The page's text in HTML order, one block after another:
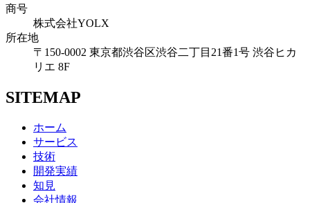
商号
株式会社YOLX
所在地
〒150-0002 東京都渋谷区渋谷二丁目21番1号 渋谷ヒカ
リエ 8F
SITEMAP
ホーム
サービス
技術
開発実績
知見
会社情報